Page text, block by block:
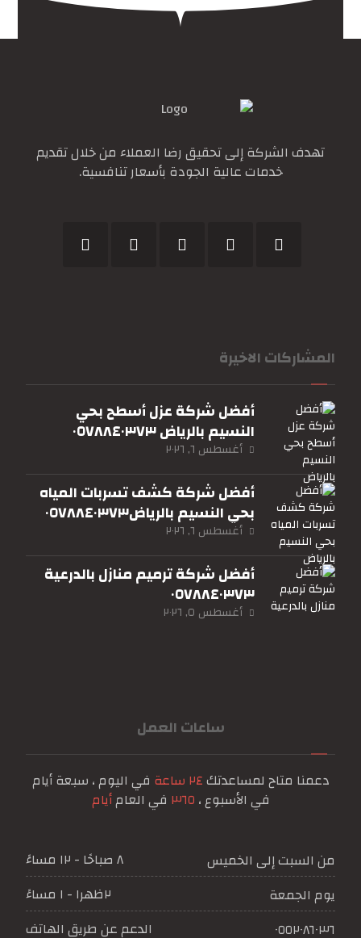
تهدف الشركة إلى تحقيق رضا العملاء من خلال تقديم
خدمات عالية الجودة بأسعار تنافسية.
المشاركات الاخيرة
أفضل شركة عزل أسطح بحي
النسيم بالرياض ٠٥٧٨٨٤٠٣٧٣
أغسطس ٦, ٢٠٢٦
أفضل شركة كشف تسربات المياه
بحي النسيم بالرياض٠٥٧٨٨٤٠٣٧٣
أغسطس ٦, ٢٠٢٦
أفضل شركة ترميم منازل بالدرعية
٠٥٧٨٨٤٠٣٧٣
أغسطس ٥, ٢٠٢٦
ساعات العمل
دعمنا متاح لمساعدتك٢٤ ساعة
في اليوم ، سبعة أيام
في الأسبوع ، ٣٦٥ في العامأيام
من السبت إلى الخميس
٨ صباحًا - ١٢ مساءً
يوم الجمعة
٢ظهرا - ١ مساءً
٠٥٥٢٠٨٦٠٣٦
الدعم عن طريق الهاتف